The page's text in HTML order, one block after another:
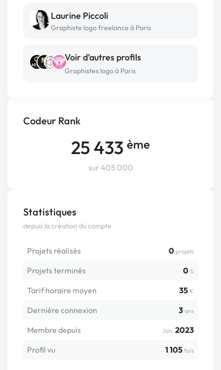
Codeur Rank
25 433 ème
sur 405 000
Statistiques
depuis la création du compte
Projets réalisés 0 projets
Projets terminés 0 %
Tarif horaire moyen 35 €
Dernière connexion 3 ans
Membre depuis Jan. 2023
Profil vu
1 105 fois
Laurine Piccoli
Graphiste logo freelance à Paris
Voir d’autres profils
Graphistes logo à Paris